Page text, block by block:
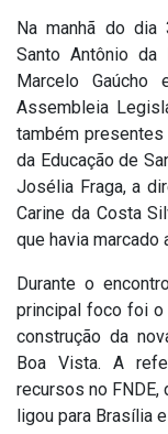
Na manhã do
Santo Antônio
Marcelo Gaúcho
Assembleia
também
da Educação de
Josélia Fraga, a
Carine da Costa
que havia marcado
Durante o
principal foco foi o
construção da
Boa Vista. A
recursos no
ligou para Brasília